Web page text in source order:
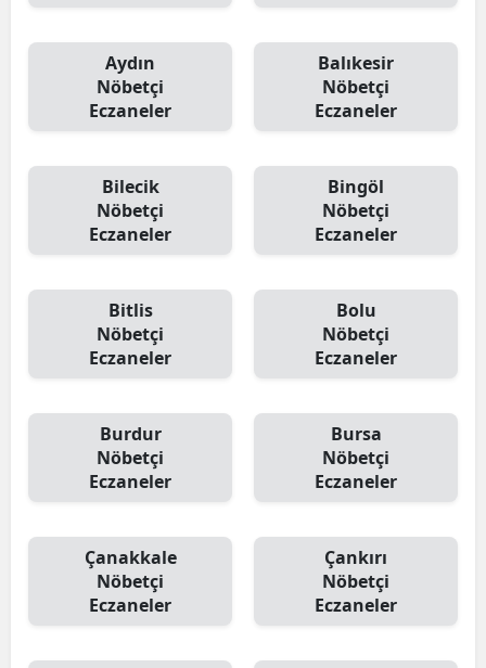
Aydın
Nöbetçi
Eczaneler
Balıkesir
Nöbetçi
Eczaneler
Bilecik
Nöbetçi
Eczaneler
Bingöl
Nöbetçi
Eczaneler
Bitlis
Nöbetçi
Eczaneler
Bolu
Nöbetçi
Eczaneler
Burdur
Nöbetçi
Eczaneler
Bursa
Nöbetçi
Eczaneler
Çanakkale
Nöbetçi
Eczaneler
Çankırı
Nöbetçi
Eczaneler